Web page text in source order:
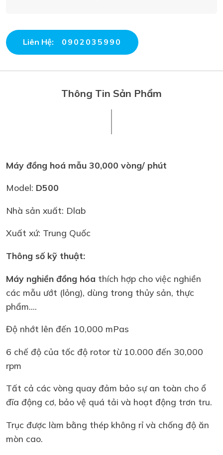
Liên Hệ: 0902035990
Thông Tin Sản Phẩm
Máy đồng hoá mẫu 30,000 vòng/ phút
Model: D500
Nhà sản xuất: Dlab
Xuất xứ: Trung Quốc
Thông số kỹ thuật:
Máy nghiền đồng hóa thích hợp cho việc nghiền
các mẫu ướt (lỏng), dùng trong thủy sản, thực
phẩm....
Độ nhớt lên đến 10,000 mPas
6 chế độ của tốc độ rotor từ 10.000 đến 30,000
rpm
Tất cả các vòng quay đảm bảo sự an toàn cho ổ
đĩa động cơ, bảo vệ quá tải và hoạt động trơn tru.
Trục được làm bằng thép không rỉ và chống độ ăn
mòn cao.